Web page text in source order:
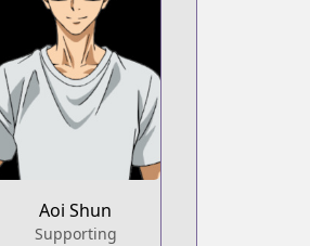
Aoi Shun
Supporting